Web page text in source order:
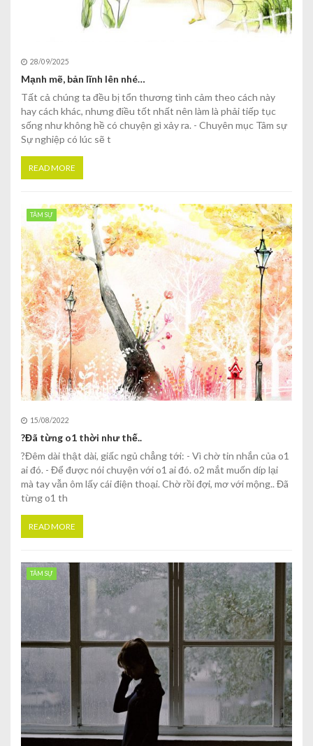
28/09/2025
Mạnh mẽ, bản lĩnh lên nhé…
Tất cả chúng ta đều bị tổn thương tình cảm theo cách này
hay cách khác, nhưng điều tốt nhất nên làm là phải tiếp tục
sống như không hề có chuyện gì xảy ra. - Chuyên mục Tâm sự
Sự nghiệp có lúc sẽ t
READ MORE
TÂM SỰ
15/08/2022
?Đã từng o1 thời như thế..
?Đêm dài thật dài, giấc ngủ chẳng tới: - Vì chờ tin nhắn của o1
ai đó. - Để được nói chuyện với o1 ai đó. o2 mắt muốn díp lại
mà tay vẫn ôm lấy cái điện thoại. Chờ rồi đợi, mơ với mộng.. Đã
từng o1 th
READ MORE
TÂM SỰ